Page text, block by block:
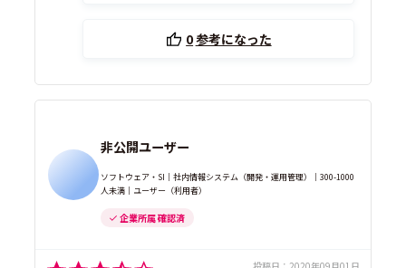
0参考になった
非公開ユーザー
ソフトウェア・SI｜社内情報システム（開発・運用管理）｜300-1000
人未満｜ユーザー（利用者）
企業所属 確認済